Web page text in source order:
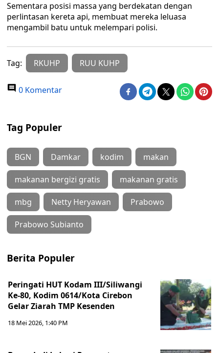
Sementara posisi massa yang berdekatan dengan
perlintasan kereta api, membuat mereka leluasa
mengambil batu untuk melempari polisi.
Tag: RKUHP RUU KUHP
0 Komentar
Tag Populer
BGN Damkar kodim makan
makanan bergizi gratis makanan gratis
mbg Netty Heryawan Prabowo
Prabowo Subianto
Berita Populer
Peringati HUT Kodam III/Siliwangi
Ke-80, Kodim 0614/Kota Cirebon
Gelar Ziarah TMP Kesenden
18 Mei 2026, 1:40 PM